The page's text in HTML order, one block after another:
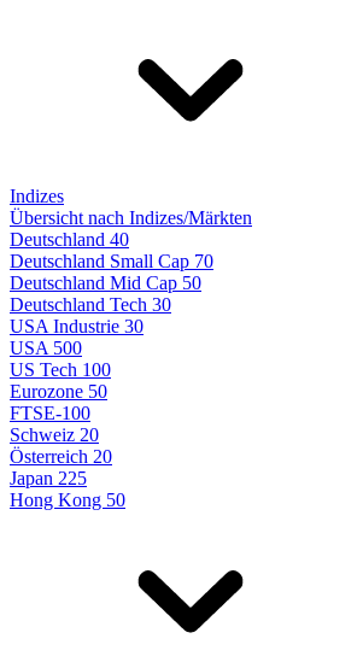
Indizes
Übersicht nach Indizes/Märkten
Deutschland 40
Deutschland Small Cap 70
Deutschland Mid Cap 50
Deutschland Tech 30
USA Industrie 30
USA 500
US Tech 100
Eurozone 50
FTSE-100
Schweiz 20
Österreich 20
Japan 225
Hong Kong 50